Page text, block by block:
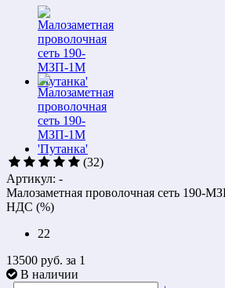
(32)
Артикул: -
Малозаметная проволочная сеть 190-
НДС (%)
22
13500 руб. за 1
В наличии